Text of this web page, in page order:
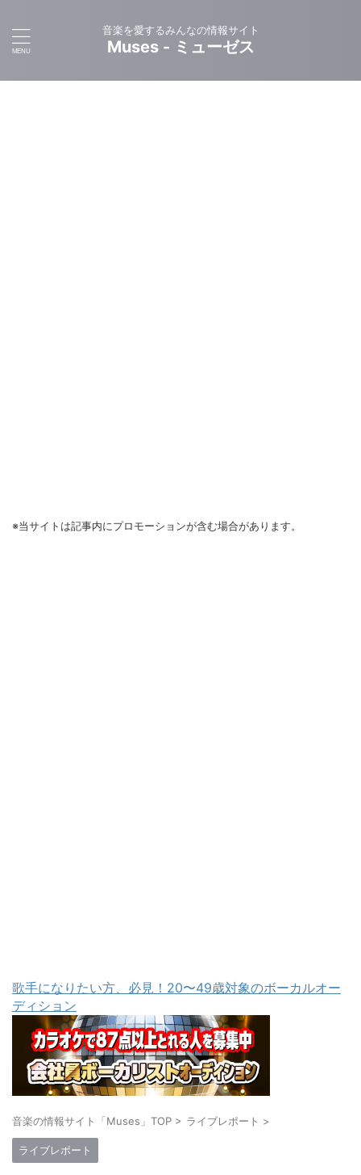
音楽を愛するみんなの情報サイト
Muses - ミューゼス
※当サイトは記事内にプロモーションが含む場合があります。
歌手になりたい方、必見！20〜49歳対象のボーカルオー
ディション
音楽の情報サイト「Muses」TOP > ライブレポート >
ライブレポート